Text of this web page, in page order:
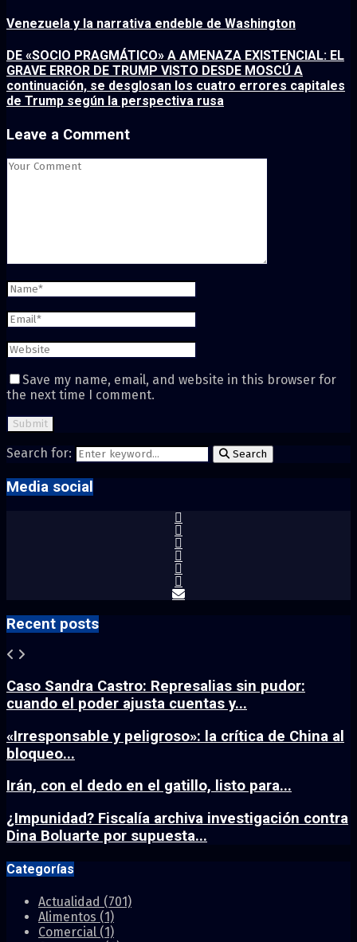
Venezuela y la narrativa endeble de Washington
DE «SOCIO PRAGMÁTICO» A AMENAZA EXISTENCIAL: EL
GRAVE ERROR DE TRUMP VISTO DESDE MOSCÚ A
continuación, se desglosan los cuatro errores capitales
de Trump según la perspectiva rusa
Leave a Comment
Save my name, email, and website in this browser for
the next time I comment.
Search for: Search
Media social
Recent posts
Caso Sandra Castro: Represalias sin pudor:
cuando el poder ajusta cuentas y...
«Irresponsable y peligroso»: la crítica de China al
bloqueo...
Irán, con el dedo en el gatillo, listo para...
¿Impunidad? Fiscalía archiva investigación contra
Dina Boluarte por supuesta...
Categorías
Actualidad (701)
Alimentos (1)
Comercial (1)